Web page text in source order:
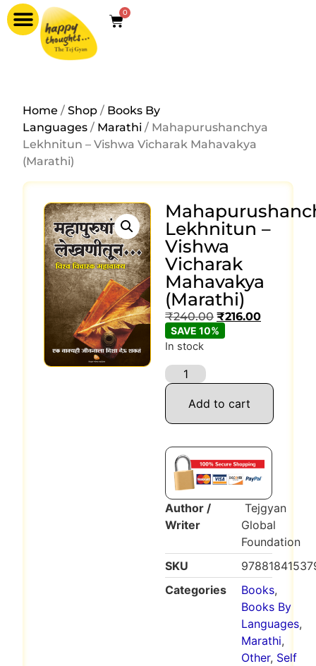
0
Home /Shop / Books By
Languages / Marathi / Mahapurushanchya
Lekhnitun – Vishwa Vicharak Mahavakya
(Marathi)
Lekhnitun –
Vishwa
Vicharak
Mahavakya
(Marathi)
₹240.00 ₹216.00
SAVE 10%
In stock
Add to cart
Author /
Writer
Tejgyan
Global
Foundation
SKU
Categories
Books,
Books By
Languages,
Marathi,
Other, Self